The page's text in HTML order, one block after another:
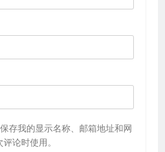
存我的显示名称、邮箱地址和网
论时使用。